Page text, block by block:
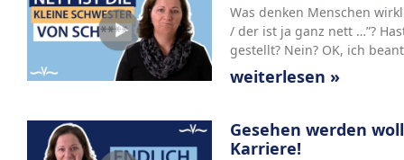
Was denken Menschen
/ der ist ja ganz nett …”?
gestellt? Nein? OK, ich
weiterlesen »
Gesehen werden
Karriere!